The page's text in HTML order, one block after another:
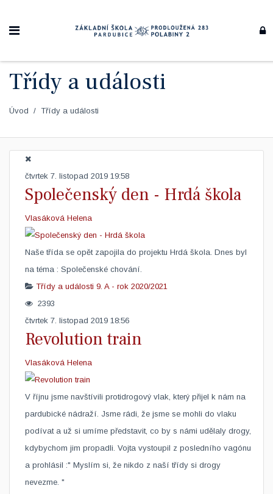
Třídy a události
Úvod Třídy a události
čtvrtek 7. listopad 2019 19:58
Společenský den - Hrdá škola
Vlasáková Helena
​Naše třída se opět zapojila do projektu Hrdá škola. Dnes byl
na téma : Společenské chování.
Třídy a události 9. A - rok 2020/2021
2393
čtvrtek 7. listopad 2019 18:56
Revolution train
Vlasáková Helena
​V říjnu jsme navštívili protidrogový vlak, který přijel k nám na
pardubické nádraží. Jsme rádi, že jsme se mohli do vlaku
podívat a už si umíme představit, co by s námi udělaly drogy,
kdybychom jim propadli. Vojta vystoupil z posledního vagónu
a prohlásil :" Myslím si, že nikdo z naší třídy si drogy
nevezme. "